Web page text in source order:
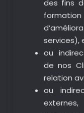
des fins
services),
ou
de nos
relation
ou